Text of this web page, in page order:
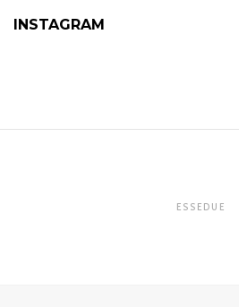
INSTAGRAM
ESSEDUE